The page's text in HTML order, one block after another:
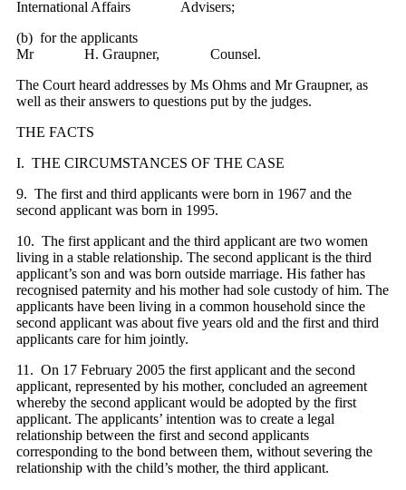
International Affairs Advisers;
(b) for the applicants
Mr H. Graupner, Counsel.
The Court heard addresses by Ms Ohms and Mr Graupner, as
well as their answers to questions put by the judges.
THE FACTS
I. THE CIRCUMSTANCES OF THE CASE
9. The first and third applicants were born in 1967 and the
second applicant was born in 1995.
10. The first applicant and the third applicant are two women
living in a stable relationship. The second applicant is the third
applicant’s son and was born outside marriage. His father has
recognised paternity and his mother had sole custody of him. The
applicants have been living in a common household since the
second applicant was about five years old and the first and third
applicants care for him jointly.
11. On 17 February 2005 the first applicant and the second
applicant, represented by his mother, concluded an agreement
whereby the second applicant would be adopted by the first
applicant. The applicants’ intention was to create a legal
relationship between the first and second applicants
corresponding to the bond between them, without severing the
relationship with the child’s mother, the third applicant.